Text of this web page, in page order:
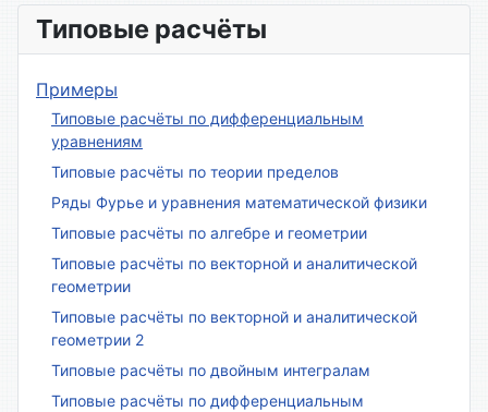
Типовые расчёты
Примеры
Типовые расчёты по дифференциальным
уравнениям
Типовые расчёты по теории пределов
Ряды Фурье и уравнения математической физики
Типовые расчёты по алгебре и геометрии
Типовые расчёты по векторной и аналитической
геометрии
Типовые расчёты по векторной и аналитической
геометрии 2
Типовые расчёты по двойным интегралам
Типовые расчёты по дифференциальным